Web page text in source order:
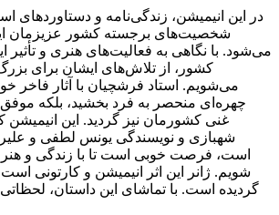
در این انیمیشن، زندگی‌نامه و دستاوردهای
شخصیت‌های برجسته کشور عزیزمان
می‌شود. با نگاهی به فعالیت‌های هنری و تأثیر
کشور، از تلاش‌های ایشان برای بزرگ
می‌شویم. استاد فرشچیان با آثار فاخر
چهره‌ای منحصر به فرد بخشید، بلکه
غنی کشورمان نیز گردید. این انیمیشن
شهبازی و نویسندگی یونس لطفی و
است، فرصت خوبی است تا با زندگی و هنر
گردیده است. با تماشای این داستان،